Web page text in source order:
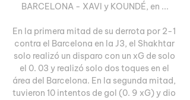
BARCELONA - XAVI y KOUNDÉ, en ...
En la primera mitad de su derrota por 2-1
contra el Barcelona en la J3, el Shakhtar
solo realizó un disparo con un xG de solo
el 0. 03 y realizó solo dos toques en el
área del Barcelona. En la segunda mitad,
tuvieron 10 intentos de gol (0. 9 xG) y dio